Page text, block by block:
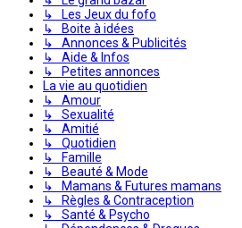
↳ Les Jeux du fofo
↳ Boite à idées
↳ Annonces & Publicités
↳ Aide & Infos
↳ Petites annonces
La vie au quotidien
↳ Amour
↳ Sexualité
↳ Amitié
↳ Quotidien
↳ Famille
↳ Beauté & Mode
↳ Mamans & Futures mamans
↳ Règles & Contraception
↳ Santé & Psycho